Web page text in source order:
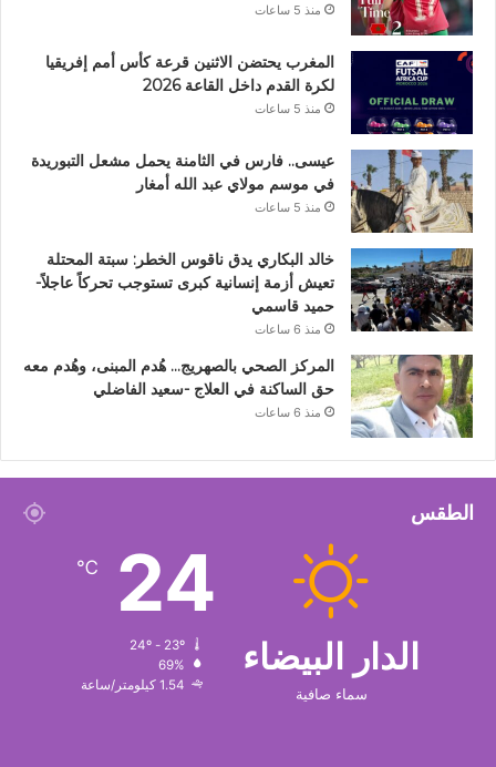
منذ 5 ساعات
المغرب يحتضن الاثنين قرعة كأس أمم إفريقيا
لكرة القدم داخل القاعة 2026
منذ 5 ساعات
عيسى.. فارس في الثامنة يحمل مشعل التبوريدة
في موسم مولاي عبد الله أمغار
منذ 5 ساعات
خالد البكاري يدق ناقوس الخطر: سبتة المحتلة
تعيش أزمة إنسانية كبرى تستوجب تحركاً عاجلاً-
حميد قاسمي
منذ 6 ساعات
المركز الصحي بالصهريج… هُدم المبنى، وهُدم معه
حق الساكنة في العلاج -سعيد الفاضلي
منذ 6 ساعات
الطقس
الدار البيضاء
سماء صافية
24
℃
69%
1.54 كيلومتر/ساعة